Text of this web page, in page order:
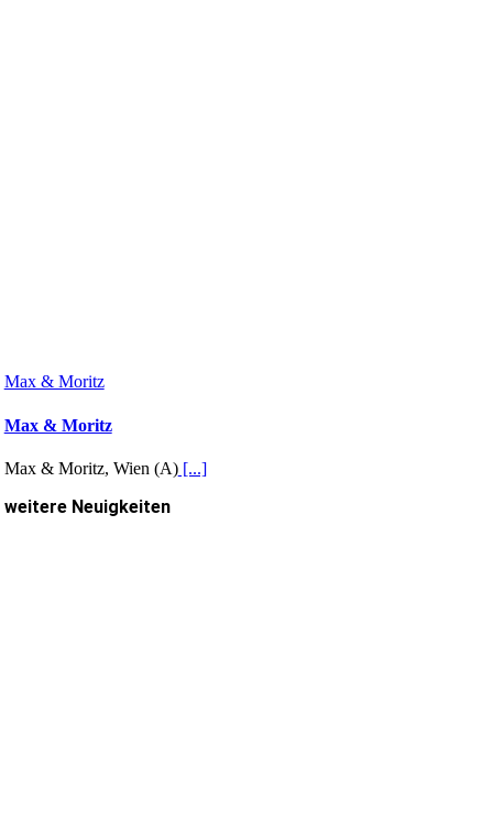
Max & Moritz
Max & Moritz
Max & Moritz, Wien (A)[...]
weitere Neuigkeiten